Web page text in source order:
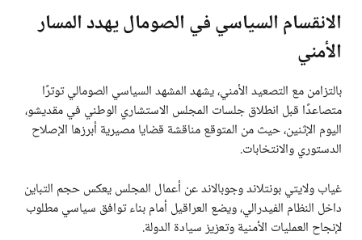
الانقسام السياسي في الصومال يهدد المسار
الأمني
بالتزامن مع التصعيد الأمني، يشهد المشهد السياسي الصومالي توترًا
متصاعدًا قبل انطلاق جلسات المجلس الاستشاري الوطني في مقديشو،
اليوم الإثنين، حيث من المتوقع مناقشة قضايا مصيرية أبرزها الإصلاح
الدستوري والانتخابات.
غياب ولايتي بونتلاند وجوبالاند عن أعمال المجلس يعكس حجم التباين
داخل النظام الفيدرالي، ويضع العراقيل أمام بناء توافق سياسي مطلوب
لإنجاح العمليات الأمنية وتعزيز سيادة الدولة.